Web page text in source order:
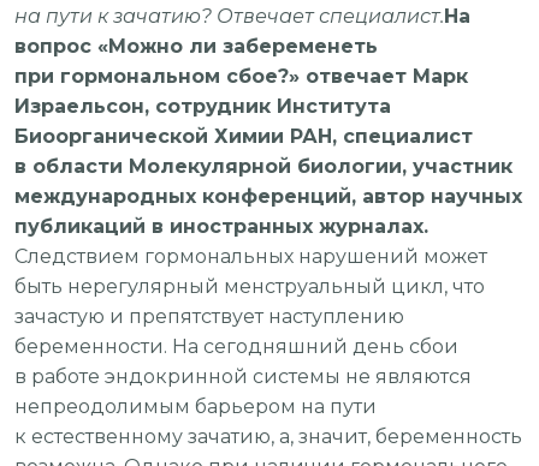
на пути к зачатию? Отвечает специалист. На
вопрос «Можно ли забеременеть
при гормональном сбое?» отвечает Марк
Израельсон, сотрудник Института
Биоорганической Химии РАН, специалист
в области Молекулярной биологии, участник
международных конференций, автор научных
публикаций в иностранных журналах.
Следствием гормональных нарушений может
быть нерегулярный менструальный цикл, что
зачастую и препятствует наступлению
беременности. На сегодняшний день сбои
в работе эндокринной системы не являются
непреодолимым барьером на пути
к естественному зачатию, а, значит, беременность